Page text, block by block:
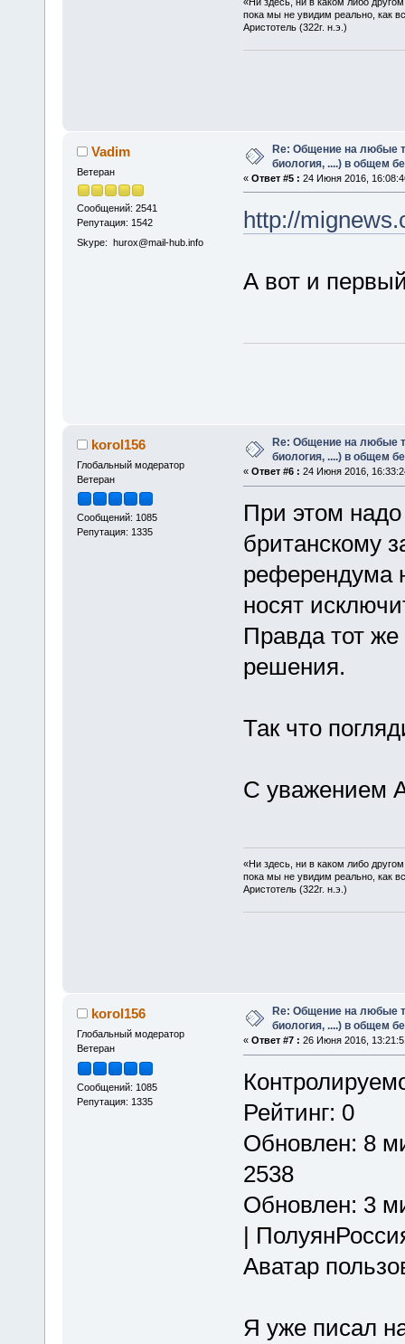
пока мы не увидим реально, как
Аристотель (322г. н.э.)
Vadim
Ветеран
Сообщений: 2541
Репутация: 1542
Skype: hurox@mail-hub.info
Re: Общение на любые
биология, ....) в общем
« Ответ #5 : 24 Июня 2016,
http://
А вот и
korol156
Глобальный модератор
Ветеран
Сообщений: 1085
Репутация: 1335
Re: Общение на любые
биология, ....) в общем
« Ответ #6 : 24 Июня 2016,
При этом
британскому
референдума
носят
Правда тот
решения.
Так что
С уважением
«Ни здесь, ни в каком либо
пока мы не увидим реально, как
Аристотель (322г. н.э.)
korol156
Глобальный модератор
Ветеран
Сообщений: 1085
Репутация: 1335
Re: Общение на любые
биология, ....) в общем
« Ответ #7 : 26 Июня 2016,
Рейтинг: 0
Обновлен: 8
2538
Обновлен: 3
|
Аватар
Я уже писал